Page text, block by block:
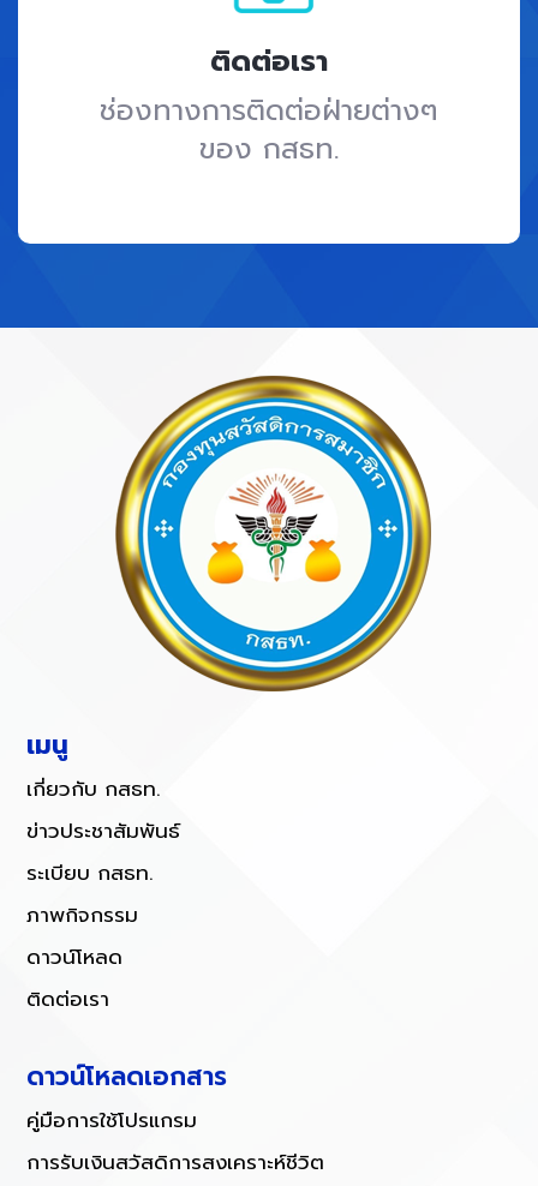
ติดต่อเรา
ช่องทางการติดต่อฝ่ายต่างๆ
ของ กสธท.
เมนู
เกี่ยวกับ กสธท.
ข่าวประชาสัมพันธ์
ระเบียบ กสธท.
ภาพกิจกรรม
ดาวน์โหลด
ติดต่อเรา
ดาวน์โหลดเอกสาร
คู่มือการใช้โปรแกรม
การรับเงินสวัสดิการสงเคราะห์ชีวิต